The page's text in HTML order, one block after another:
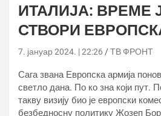
ИТАЛИЈА: ВРЕМЕ
СТВОРИ
7. јануар 2024. | 22:26 ТВ ФРОНТ
Сага звана Европска армија
светло дана. По ко зна који пут.
такву визију био је европски
безбедносну политику Жозеп